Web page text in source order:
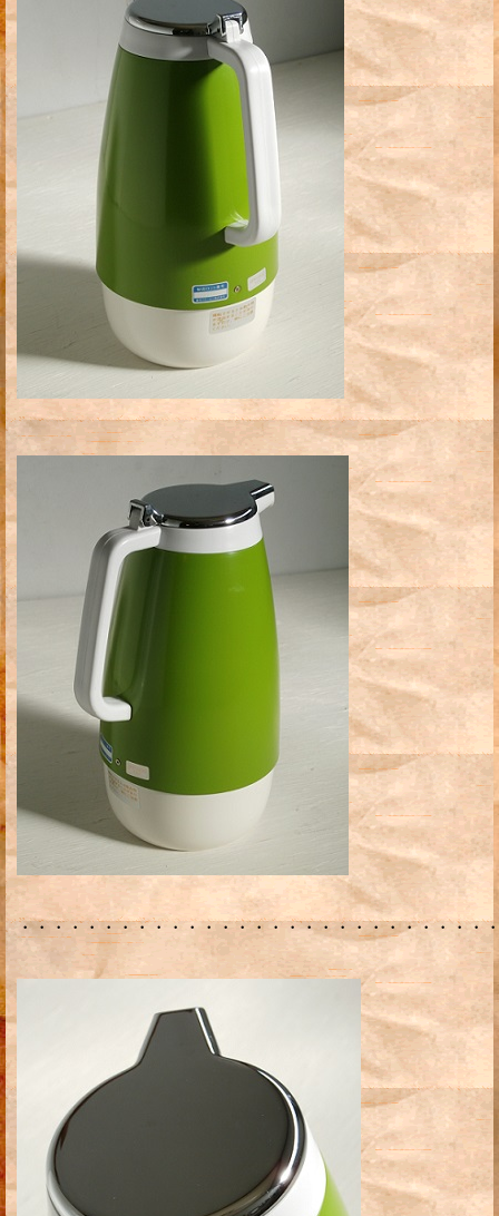
・・・・・・・・・・・・・・・・・・・・・・・・・・・